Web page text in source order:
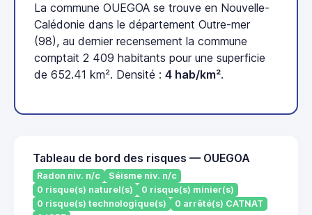
La commune OUEGOA se trouve en Nouvelle-
Calédonie dans le département Outre-mer
(98), au dernier recensement la commune
comptait 2 409 habitants pour une superficie
de 652.41 km². Densité : 4 hab/km².
Tableau de bord des risques — OUEGOA
Radon niv. n/c
Séisme niv. n/c
0 risque(s) naturel(s)
0 risque(s) minier(s)
0 risque(s) technologique(s)
0 arrêté(s) CATNAT